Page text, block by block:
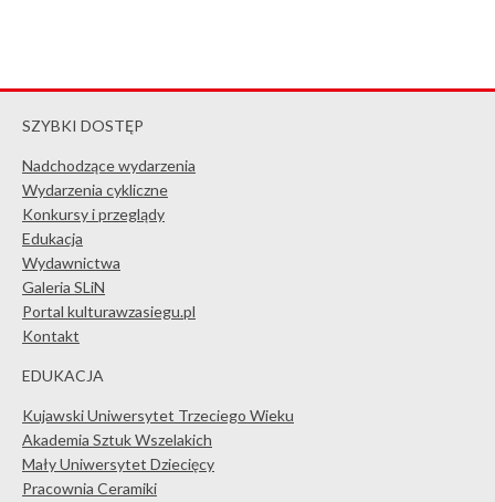
SZYBKI DOSTĘP
Nadchodzące wydarzenia
Wydarzenia cykliczne
Konkursy i przeglądy
Edukacja
Wydawnictwa
Galeria SLiN
Portal kulturawzasiegu.pl
Kontakt
EDUKACJA
Kujawski Uniwersytet Trzeciego Wieku
Akademia Sztuk Wszelakich
Mały Uniwersytet Dziecięcy
Pracownia Ceramiki